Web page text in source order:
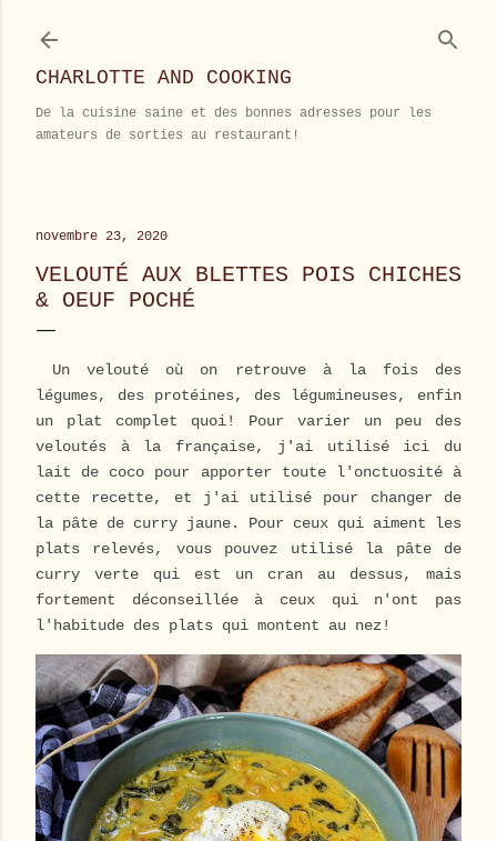
CHARLOTTE AND COOKING
De la cuisine saine et des bonnes adresses pour les
amateurs de sorties au restaurant!
novembre 23, 2020
VELOUTÉ AUX BLETTES POIS CHICHES
& OEUF POCHÉ
Un velouté où on retrouve à la fois des
légumes, des protéines, des légumineuses, enfin
un plat complet quoi! Pour varier un peu des
veloutés à la française, j'ai utilisé ici du
lait de coco pour apporter toute l'onctuosité à
cette recette, et j'ai utilisé pour changer de
la pâte de curry jaune. Pour ceux qui aiment les
plats relevés, vous pouvez utilisé la pâte de
curry verte qui est un cran au dessus, mais
fortement déconseillée à ceux qui n'ont pas
l'habitude des plats qui montent au nez!